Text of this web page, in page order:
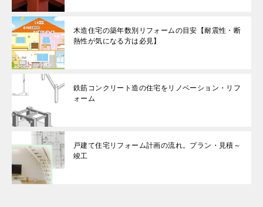
木造住宅の築年数別リフォームの目安【耐震性・断
熱性が気になる方は必見】
鉄筋コンクリート造の住宅をリノベーション・リフ
ォーム
戸建て住宅リフォーム計画の流れ。プラン・見積～
竣工